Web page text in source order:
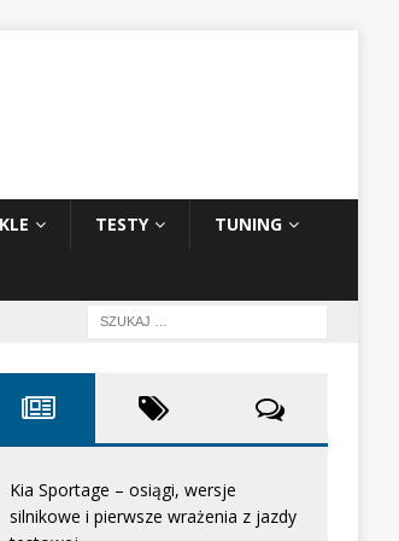
TESTY TUNING
Kia Sportage – osiągi, wersje
silnikowe i pierwsze wrażenia z jazdy